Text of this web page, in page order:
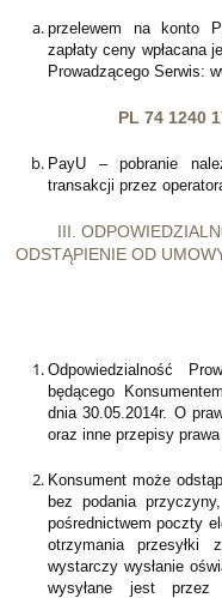
przelewem na konto
zapłaty ceny wpłacana
Prowadzącego Serwis:
PL 74 1240
PayU – pobranie
transakcji przez
III.
ODSTĄPIENIE OD
Odpowiedzialność
będącego
dnia 30.05.2014r. O
oraz inne przepisy
Konsument może
bez podania
pośrednictwem poczty
otrzymania przesyłki
wystarczy wysłanie
wysyłane jest przez